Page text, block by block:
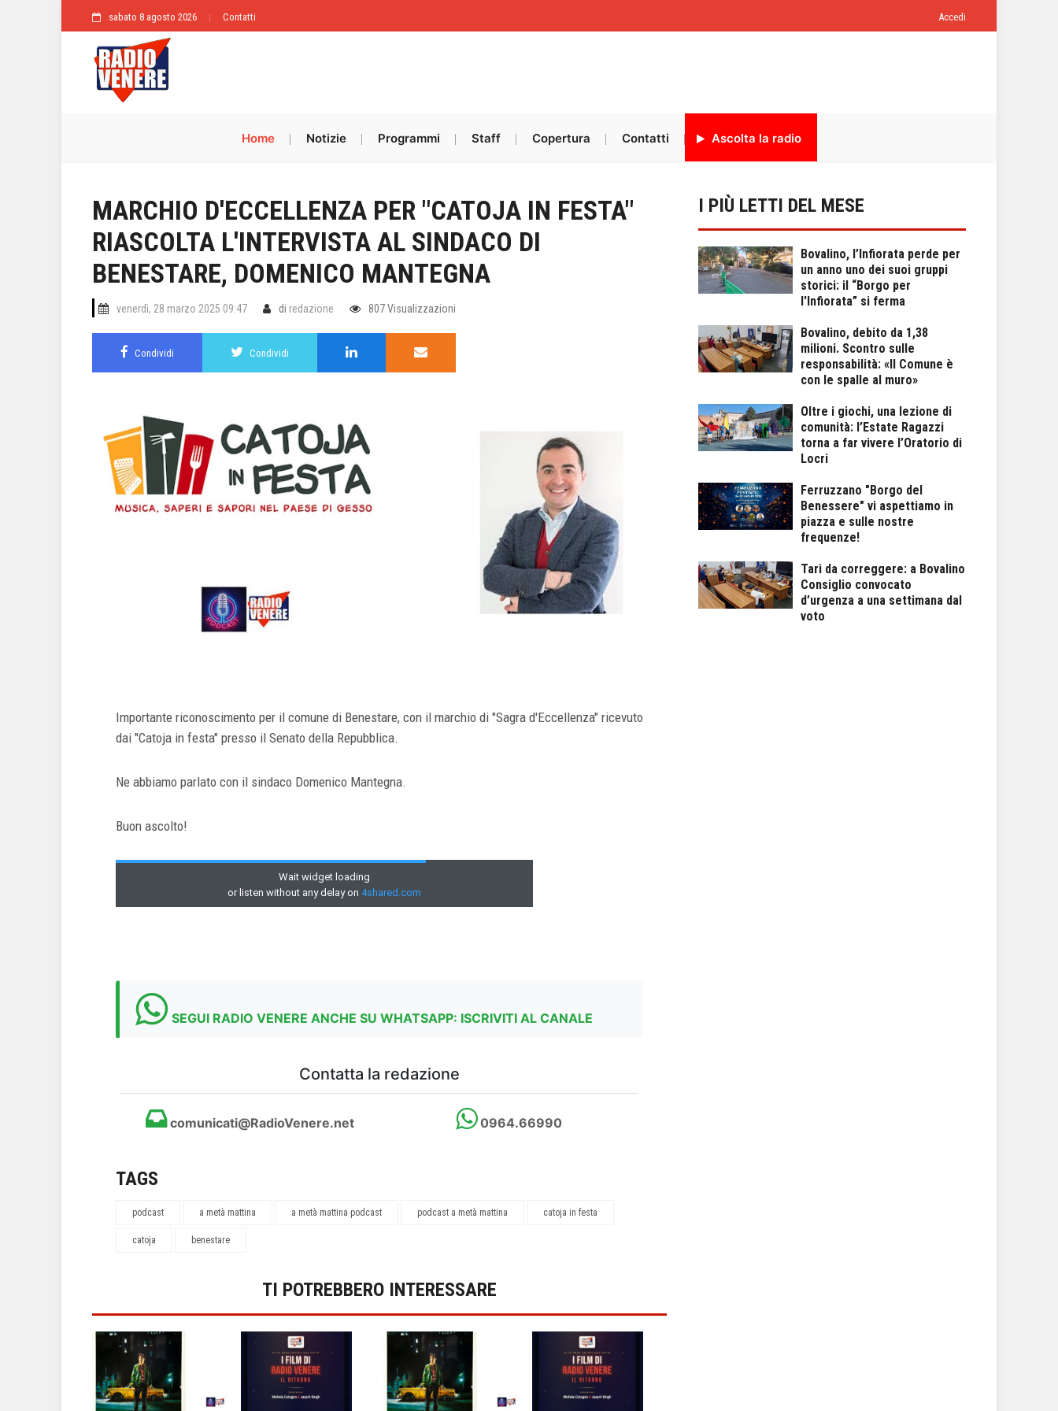
sabato 8 agosto 2026 Contatti Accedi
Home Notizie Programmi Staff Copertura Contatti Ascolta la radio
MARCHIO D'ECCELLENZA PER "CATOJA IN FESTA"
RIASCOLTA L'INTERVISTA AL SINDACO DI
BENESTARE, DOMENICO MANTEGNA
venerdì, 28 marzo 2025 09:47 di redazione 807 Visualizzazioni
Condividi Condividi
Importante riconoscimento per il comune di Benestare, con il marchio di "Sagra d'Eccellenza" ricevuto
dai "Catoja in festa" presso il Senato della Repubblica.
Ne abbiamo parlato con il sindaco Domenico Mantegna.
Buon ascolto!
SEGUI RADIO VENERE ANCHE SU WHATSAPP: ISCRIVITI AL CANALE
Contatta la redazione
comunicati@RadioVenere.net 0964.66990
TAGS
podcast a metà mattina a metà mattina podcast podcast a metà mattina catoja in festa
catoja benestare
TI POTREBBERO INTERESSARE
I PIÙ LETTI DEL MESE
Bovalino, l’Infiorata perde per
un anno uno dei suoi gruppi
storici: il “Borgo per
l'Infiorata” si ferma
Bovalino, debito da 1,38
milioni. Scontro sulle
responsabilità: «Il Comune è
con le spalle al muro»
Oltre i giochi, una lezione di
comunità: l’Estate Ragazzi
torna a far vivere l’Oratorio di
Locri
Ferruzzano "Borgo del
Benessere" vi aspettiamo in
piazza e sulle nostre
frequenze!
Tari da correggere: a Bovalino
Consiglio convocato
d’urgenza a una settimana dal
voto